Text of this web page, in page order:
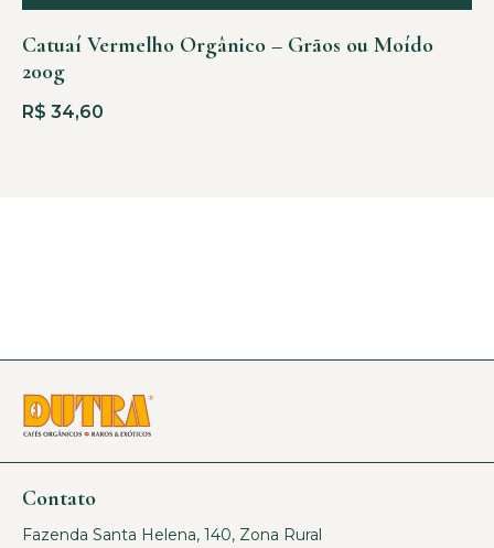
Catuaí Vermelho Orgânico – Grãos ou Moído
200g
R$ 34,60
Contato
Fazenda Santa Helena, 140, Zona Rural